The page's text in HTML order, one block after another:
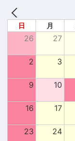
日 月
26 27
2 3
9 10
16 17
23 24